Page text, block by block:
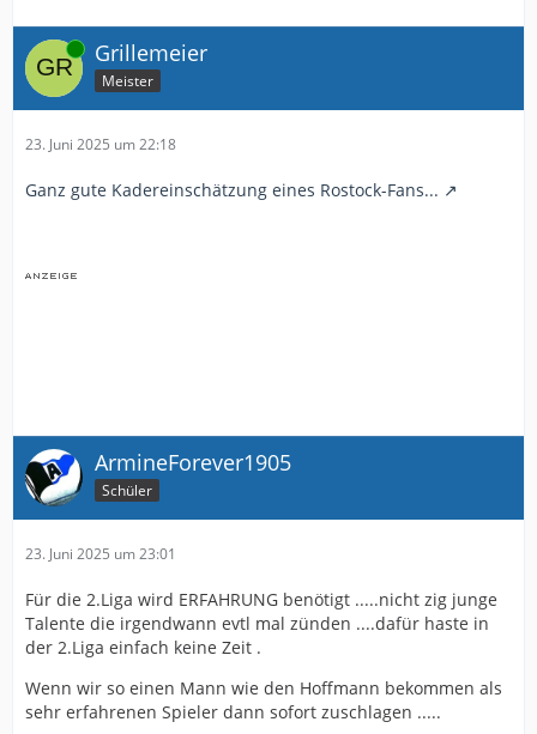
Online Grillemeier
Meister
23. Juni 2025 um 22:18
Ganz gute Kadereinschätzung eines Rostock-Fans...
ArmineForever1905
Schüler
23. Juni 2025 um 23:01
Für die 2.Liga wird ERFAHRUNG benötigt .....nicht zig junge
Talente die irgendwann evtl mal zünden ....dafür haste in
der 2.Liga einfach keine Zeit .
Wenn wir so einen Mann wie den Hoffmann bekommen als
sehr erfahrenen Spieler dann sofort zuschlagen .....